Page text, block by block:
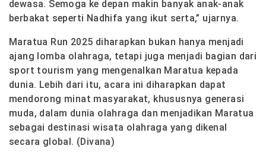
dewasa. Semoga ke depan makin banyak anak-anak
berbakat seperti Nadhifa yang ikut serta,” ujarnya.
Maratua Run 2025 diharapkan bukan hanya menjadi
ajang lomba olahraga, tetapi juga menjadi bagian dari
sport tourism yang mengenalkan Maratua kepada
dunia. Lebih dari itu, acara ini diharapkan dapat
mendorong minat masyarakat, khususnya generasi
muda, dalam dunia olahraga dan menjadikan Maratua
sebagai destinasi wisata olahraga yang dikenal
secara global. (Divana)